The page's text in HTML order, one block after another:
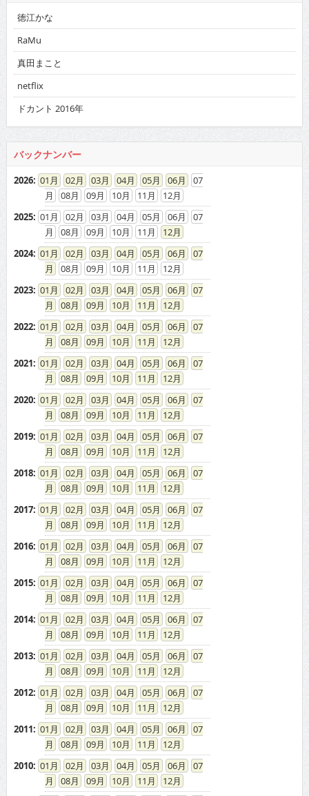
徳江かな
RaMu
真田まこと
netflix
ドカント 2016年
バックナンバー
2026: 01 02 03 04 05 06
07
08
09 10 11
12
2025: 01 02 03 04 05 06
07
08
09 10 11
12
2024: 01 02 03 04 05 06
07
08
09 10 11
12
2023: 01 02 03 04 05 06
07
08
09 10 11
12
2022: 01 02 03 04 05 06
07
08
09 10 11
12
2021: 01 02 03 04 05 06
07
08
09 10 11
12
2020: 01 02 03 04 05 06
07
08
09 10 11
12
2019: 01 02 03 04 05 06
07
08
09 10 11
12
2018: 01 02 03 04 05 06
07
08
09 10 11
12
2017: 01 02 03 04 05 06
07
08
09 10 11
12
2016: 01 02 03 04 05 06
07
08
09 10 11
12
2015: 01 02 03 04 05 06
07
08
09 10 11
12
2014: 01 02 03 04 05 06
07
08
09 10 11
12
2013: 01 02 03 04 05 06
07
08
09 10 11
12
2012: 01 02 03 04 05 06
07
08
09 10 11
12
2011: 01 02 03 04 05 06
07
08
09 10 11
12
2010: 01 02 03 04 05 06
07
08
09 10 11
12